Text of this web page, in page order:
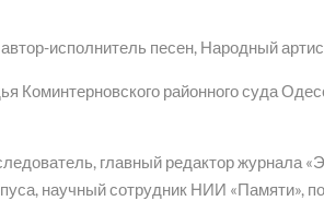
автор-исполнитель песен, Народный
Коминтерновского районного суда
главный редактор журнала
научный сотрудник НИИ «Памяти»,